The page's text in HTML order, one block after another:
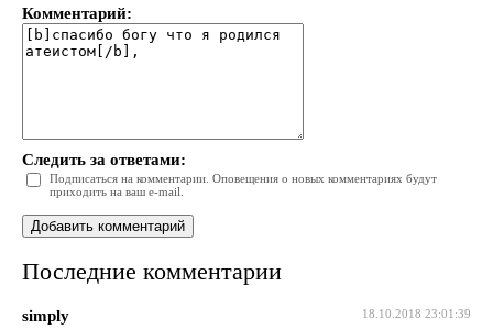
Комментарий:
Следить за ответами:
Подписаться на комментарии. Оповещения о новых комментариях будут
приходить на ваш e-mail.
Последние комментарии
18.10.2018 23:01:39
simply